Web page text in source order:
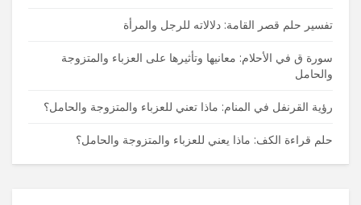
تفسير حلم قصر القامة: دلالاته للرجل والمرأة
سورة ق في الأحلام: معانيها وتأثيرها على العزباء والمتزوجة
والحامل
رؤية القرنفل في المنام: ماذا تعني للعزباء والمتزوجة والحامل؟
حلم قراءة الكف: ماذا يعني للعزباء والمتزوجة والحامل؟